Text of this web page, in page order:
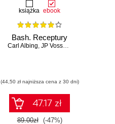
książka ebook
Bash. Receptury
Carl Albing, JP Vossen
(44,50 zł najniższa cena z 30 dni)
47.17 zł
89.00zł (-47%)